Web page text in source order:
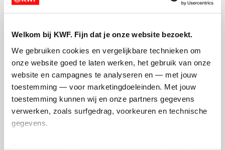
Welkom bij KWF. Fijn dat je onze website bezoekt.
We gebruiken cookies en vergelijkbare technieken om
onze website goed te laten werken, het gebruik van onze
website en campagnes te analyseren en — met jouw
toestemming — voor marketingdoeleinden. Met jouw
toestemming kunnen wij en onze partners gegevens
verwerken, zoals surfgedrag, voorkeuren en technische
gegevens.
Jax's badges